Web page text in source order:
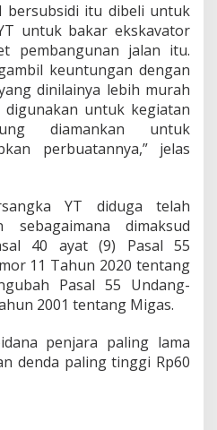
bersubsidi itu dibeli untuk
untuk bakar ekskavator
pembangunan jalan itu.
keuntungan dengan
dinilainya lebih murah
untuk kegiatan
diamankan untuk
perbuatannya,” jelas
YT diduga telah
sebagaimana dimaksud
40 ayat (9) Pasal 55
11 Tahun 2020 tentang
Pasal 55 Undang-
2001 tentang Migas.
penjara paling lama
denda paling tinggi Rp60